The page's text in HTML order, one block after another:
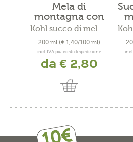
Mela di
montagna con
pesca
Kohl succo di mela di montagna
200 ml (€ 1,40/100 ml)
incl. IVA più costi di spedizione
da € 2,80